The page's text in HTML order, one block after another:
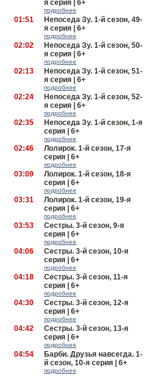
я серия | 6+
подробнее
01:51
Непоседа Зу. 1-й сезон, 49-
я серия | 6+
подробнее
02:02
Непоседа Зу. 1-й сезон, 50-
я серия | 6+
подробнее
02:13
Непоседа Зу. 1-й сезон, 51-
я серия | 6+
подробнее
02:24
Непоседа Зу. 1-й сезон, 52-
я серия | 6+
подробнее
02:35
Непоседа Зу. 1-й сезон, 1-я
серия | 6+
подробнее
02:46
Лолирок. 1-й сезон, 17-я
серия | 6+
подробнее
03:09
Лолирок. 1-й сезон, 18-я
серия | 6+
подробнее
03:31
Лолирок. 1-й сезон, 19-я
серия | 6+
подробнее
03:53
Сестры. 3-й сезон, 9-я
серия | 6+
подробнее
04:06
Сестры. 3-й сезон, 10-я
серия | 6+
подробнее
04:18
Сестры. 3-й сезон, 11-я
серия | 6+
подробнее
04:30
Сестры. 3-й сезон, 12-я
серия | 6+
подробнее
04:42
Сестры. 3-й сезон, 13-я
серия | 6+
подробнее
04:54
Барби. Друзья навсегда. 1-
й сезон, 10-я серия | 6+
подробнее